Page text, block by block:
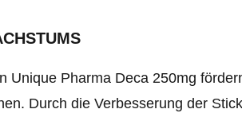
Unique Pharma Deca 250mg
Durch die Verbesserung der